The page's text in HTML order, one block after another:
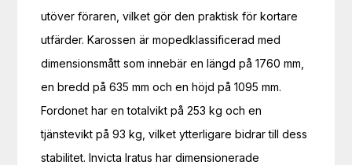
utöver föraren, vilket gör den praktisk för kortare
utfärder. Karossen är mopedklassificerad med
dimensionsmått som innebär en längd på 1760 mm,
en bredd på 635 mm och en höjd på 1095 mm.
Fordonet har en totalvikt på 253 kg och en
tjänstevikt på 93 kg, vilket ytterligare bidrar till dess
stabilitet. Invicta Iratus har dimensionerade